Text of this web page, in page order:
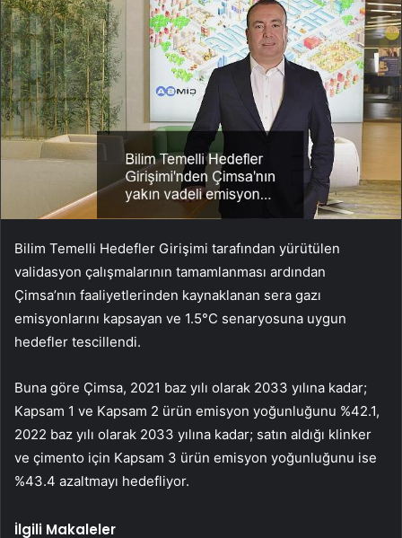
Bilim Temelli Hedefler Girişimi tarafından yürütülen
validasyon çalışmalarının tamamlanması ardından
Çimsa’nın faaliyetlerinden kaynaklanan sera gazı
emisyonlarını kapsayan ve 1.5°C senaryosuna uygun
hedefler tescillendi.
Buna göre Çimsa, 2021 baz yılı olarak 2033 yılına kadar;
Kapsam 1 ve Kapsam 2 ürün emisyon yoğunluğunu %42.1,
2022 baz yılı olarak 2033 yılına kadar; satın aldığı klinker
ve çimento için Kapsam 3 ürün emisyon yoğunluğunu ise
%43.4 azaltmayı hedefliyor.
İlgili Makaleler